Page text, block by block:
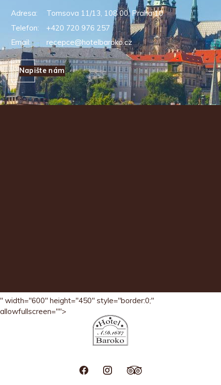
" width="600" height="450" style="border:0;"
allowfullscreen="">
Adresa:
Tomsova 11/13, 108 00, Praha 10
Telefon:
+420 720 976 257
Email:
recepce@hotelbaroko.cz
Napište nám